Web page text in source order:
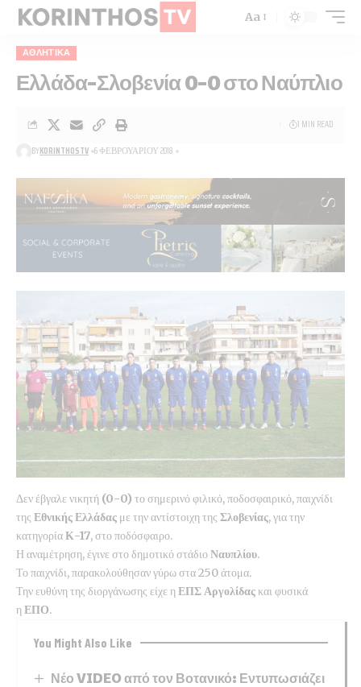
Aa
ΑΘΛΗΤΙΚΑ
Ελλάδα-Σλοβενία 0-0 στο Ναύπλιο
BYKORINTHOSTV 6 ΦΕΒΡΟΥΑΡΊΟΥ 2018
1 MIN READ
Δεν έβγαλε νικητή (0-0) το σημερινό φιλικό, ποδοσφαιρικό, παιχνίδι
της Εθνικής Ελλάδας με την αντίστοιχη της Σλοβενίας, για την
κατηγορίαΚ-17, στο ποδόσφαιρο.
Η αναμέτρηση, έγινε στο δημοτικό στάδιοΝαυπλίου.
Το παιχνίδι, παρακολούθησαν γύρω στα 250 άτομα.
Την ευθύνη της διοργάνωσης είχε η ΕΠΣ Αργολίδας και φυσικά
η ΕΠΟ.
You Might Also Like
Νέο VIDEO από τον Βοτανικό: Εντυπωσιάζει